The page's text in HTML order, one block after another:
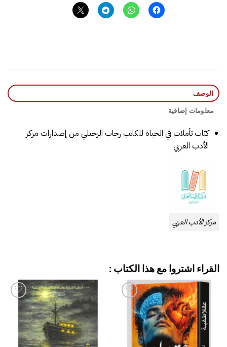
الوصف
معلومات إضافية
كتاب تأملات في الحياة للكاتب رحاب الرحيلي من إصدارات مركز
الأدب العربي
مركز الأدب العربي
القراء اشتروا مع هذا الكتاب :
إضافة
قائمة
الرغبات
إضافة
إلى
قائمة
الرغبات